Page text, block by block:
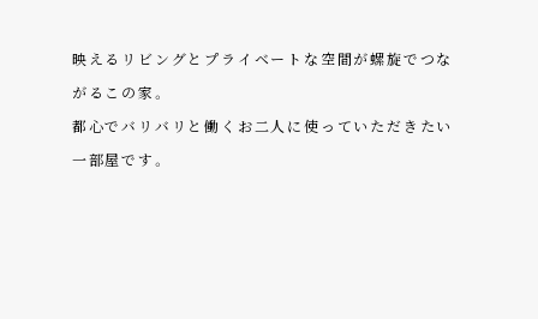
映えるリビングとプライベートな空間が螺旋でつな
がるこの家。
都心でバリバリと働くお二人に使っていただきたい
一部屋です。